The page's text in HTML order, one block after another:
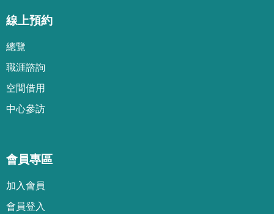
線上預約
總覽
職涯諮詢
空間借用
中心參訪
會員專區
加 入會 員
會 員登 入